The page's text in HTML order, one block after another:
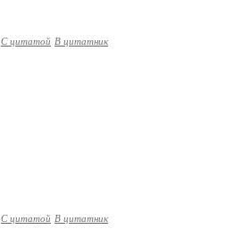
С цитатой В цитатник
С цитатой В цитатник